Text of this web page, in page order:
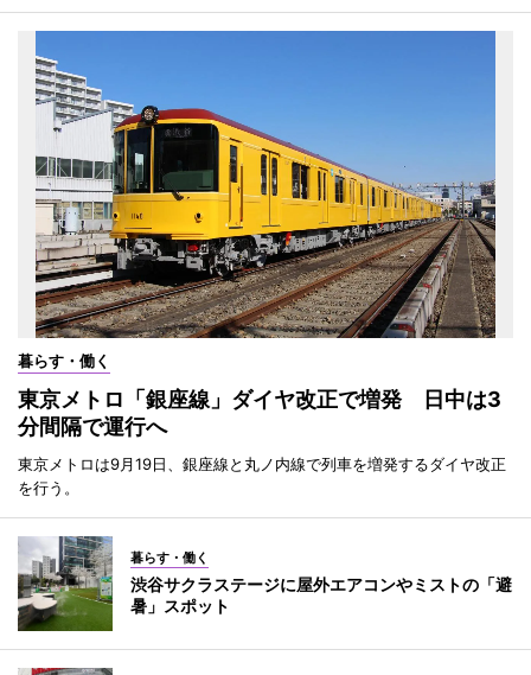
暮らす・働く
東京メトロ「銀座線」ダイヤ改正で増発 日中は3
分間隔で運行へ
東京メトロは9月19日、銀座線と丸ノ内線で列車を増発するダイヤ改正
を行う。
暮らす・働く
渋谷サクラステージに屋外エアコンやミストの「避
暑」スポット